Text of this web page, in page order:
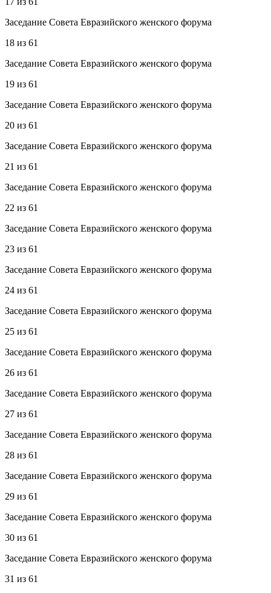
Заседание Совета Евразийского женского форума
18 из 61
Заседание Совета Евразийского женского форума
19 из 61
Заседание Совета Евразийского женского форума
20 из 61
Заседание Совета Евразийского женского форума
21 из 61
Заседание Совета Евразийского женского форума
22 из 61
Заседание Совета Евразийского женского форума
23 из 61
Заседание Совета Евразийского женского форума
24 из 61
Заседание Совета Евразийского женского форума
25 из 61
Заседание Совета Евразийского женского форума
26 из 61
Заседание Совета Евразийского женского форума
27 из 61
Заседание Совета Евразийского женского форума
28 из 61
Заседание Совета Евразийского женского форума
29 из 61
Заседание Совета Евразийского женского форума
30 из 61
Заседание Совета Евразийского женского форума
31 из 61